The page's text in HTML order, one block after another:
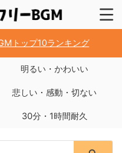
トップ10ランキング
明るい・かわいい
悲しい・感動・切ない
30分・1時間耐久